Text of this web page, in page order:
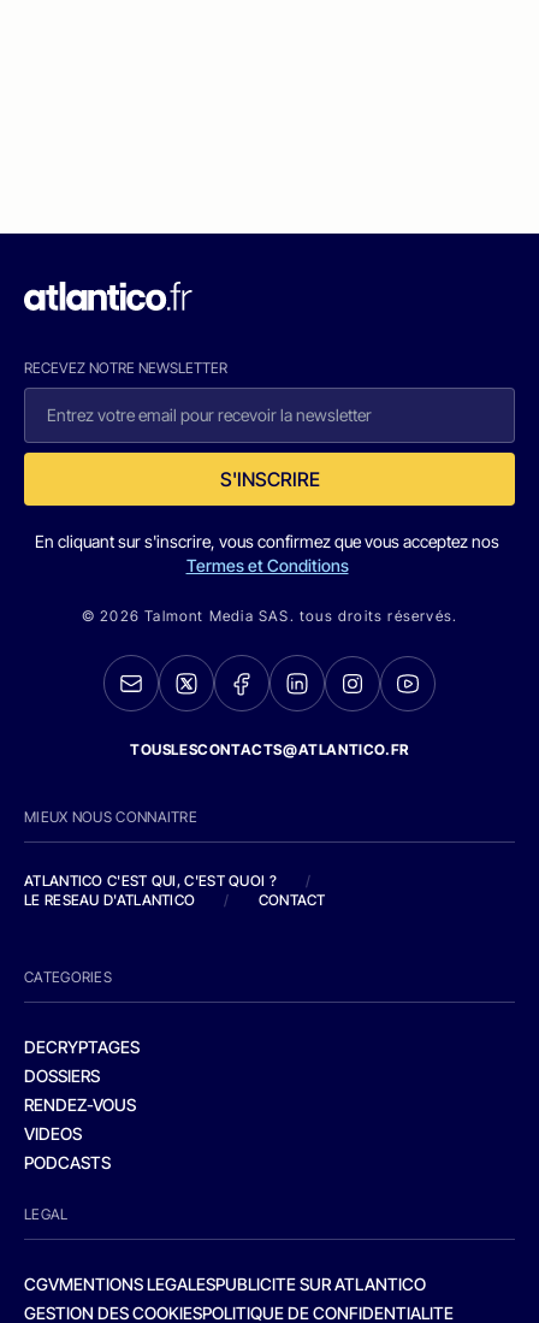
RECEVEZ NOTRE NEWSLETTER
S'INSCRIRE
En cliquant sur s'inscrire, vous confirmez que vous acceptez nos
Termes et Conditions
© 2026 Talmont Media SAS. tous droits réservés.
TOUSLESCONTACTS@ATLANTICO.FR
MIEUX NOUS CONNAITRE
ATLANTICO C'EST QUI, C'EST QUOI ?
/
LE RESEAU D'ATLANTICO
/ CONTACT
CATEGORIES
DECRYPTAGES
DOSSIERS
RENDEZ-VOUS
VIDEOS
PODCASTS
LEGAL
CGVMENTIONS LEGALESPUBLICITE SUR ATLANTICO
GESTION DES COOKIESPOLITIQUE DE CONFIDENTIALITE